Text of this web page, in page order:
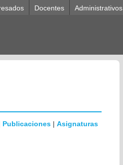
Docentes Administrativos
Publicaciones | Asignaturas